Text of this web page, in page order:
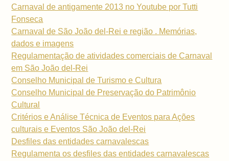
Carnaval de antigamente 2013 no Youtube por Tutti
Fonseca
Carnaval de São João del-Rei e região . Memórias,
dados e imagens
Regulamentação de atividades comerciais de Carnaval
em São João del-Rei
Conselho Municipal de Turismo e Cultura
Conselho Municipal de Preservação do Patrimônio
Cultural
Critérios e Análise Técnica de Eventos para Ações
culturais e Eventos São João del-Rei
Desfiles das entidades carnavalescas
Regulamenta os desfiles das entidades carnavalescas